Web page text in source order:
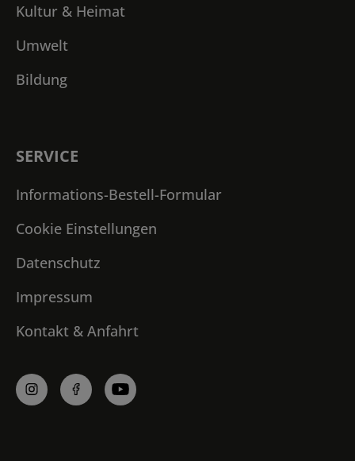
Kultur & Heimat
Umwelt
Bildung
SERVICE
Informations-Bestell-Formular
Cookie Einstellungen
Datenschutz
Impressum
Kontakt & Anfahrt
Profile
in